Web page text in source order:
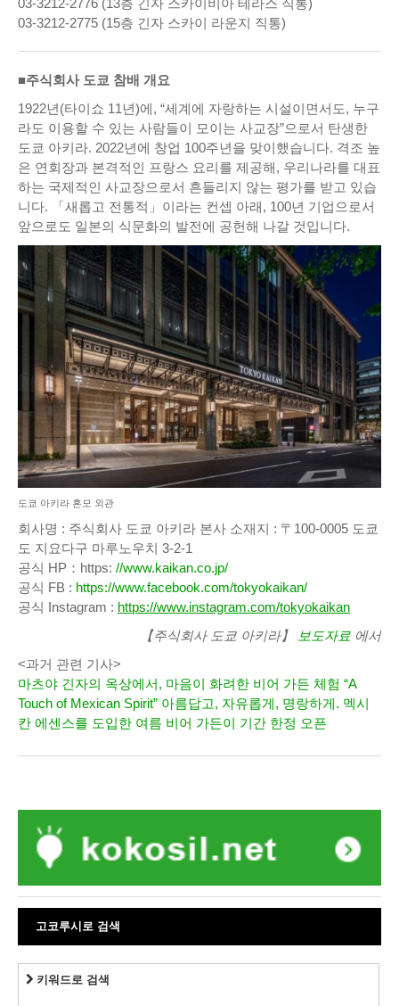
03-3212-2775 (15층 긴자 스카이 라운지 직통)
■주식회사 도쿄 참배 개요
1922년(타이쇼 11년)에, “세계에 자랑하는 시설이면서도, 누구
라도 이용할 수 있는 사람들이 모이는 사교장”으로서 탄생한
도쿄 아키라. 2022년에 창업 100주년을 맞이했습니다. 격조 높
은 연회장과 본격적인 프랑스 요리를 제공해, 우리나라를 대표
하는 국제적인 사교장으로서 흔들리지 않는 평가를 받고 있습
니다. 「새롭고 전통적」이라는 컨셉 아래, 100년 기업으로서
앞으로도 일본의 식문화의 발전에 공헌해 나갈 것입니다.
도쿄 아키라 혼모 외관
회사명 : 주식회사 도쿄 아키라 본사 소재지 : 〒100-0005 도쿄
도 지요다구 마루노우치 3-2-1
공식 HP：https: //www.kaikan.co.jp/
공식 FB : https://www.facebook.com/tokyokaikan/
공식 Instagram : https://www.instagram.com/tokyokaikan
【주식회사 도쿄 아키라】
보도자료 에서
<과거 관련 기사>
마츠야 긴자의 옥상에서, 마음이 화려한 비어 가든 체험 “A
Touch of Mexican Spirit” 아름답고, 자유롭게, 명랑하게. 멕시
칸 에센스를 도입한 여름 비어 가든이 기간 한정 오픈
고코루시로 검색
키워드로 검색